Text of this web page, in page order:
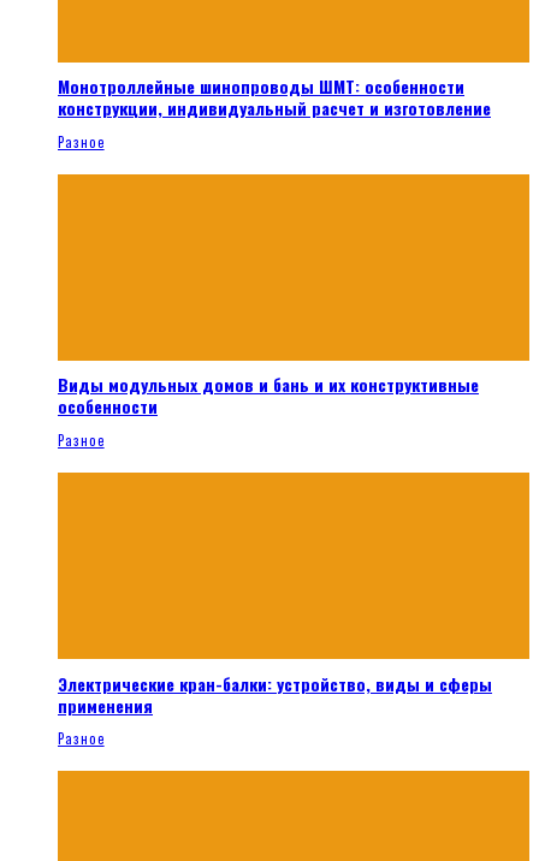
Монотроллейные шинопроводы ШМТ: особенности
конструкции, индивидуальный расчет и изготовление
Разное
Виды модульных домов и бань и их конструктивные
особенности
Разное
Электрические кран-балки: устройство, виды и сферы
применения
Разное